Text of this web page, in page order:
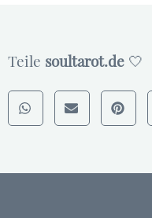
Teile soultarot.de 🤍